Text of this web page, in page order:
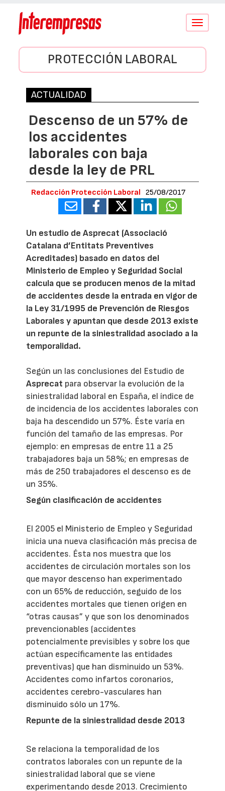
Conmutar
PROTECCIÓN LABORAL
ACTUALIDAD
Descenso de un 57% de
los accidentes
laborales con baja
desde la ley de PRL
Redacción Protección Laboral 25/08/2017
Un estudio de Asprecat (Associació
Catalana d’Entitats Preventives
Acreditades) basado en datos del
Ministerio de Empleo y Seguridad Social
calcula que se producen menos de la mitad
de accidentes desde la entrada en vigor de
la Ley 31/1995 de Prevención de Riesgos
Laborales y apuntan que desde 2013 existe
un repunte de la siniestralidad asociado a la
temporalidad.
Según un las conclusiones del Estudio de
Asprecat para observar la evolución de la
siniestralidad laboral en España, el índice de
de incidencia de los accidentes laborales con
baja ha descendido un 57%. Éste varía en
función del tamaño de las empresas. Por
ejemplo: en empresas de entre 11 a 25
trabajadores baja un 58%; en empresas de
más de 250 trabajadores el descenso es de
un 35%.
Según clasificación de accidentes
El 2005 el Ministerio de Empleo y Seguridad
inicia una nueva clasificación más precisa de
accidentes. Ésta nos muestra que los
accidentes de circulación mortales son los
que mayor descenso han experimentado
con un 65% de reducción, seguido de los
accidentes mortales que tienen origen en
“otras causas” y que son los denominados
prevencionables (accidentes
potencialmente previsibles y sobre los que
actúan específicamente las entidades
preventivas) que han disminuido un 53%.
Accidentes como infartos coronarios,
accidentes cerebro-vasculares han
disminuido sólo un 17%.
Repunte de la siniestralidad desde 2013
Se relaciona la temporalidad de los
contratos laborales con un repunte de la
siniestralidad laboral que se viene
experimentando desde 2013. Crecimiento